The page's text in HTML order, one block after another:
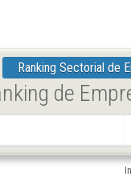
Ranking Sectorial de
de